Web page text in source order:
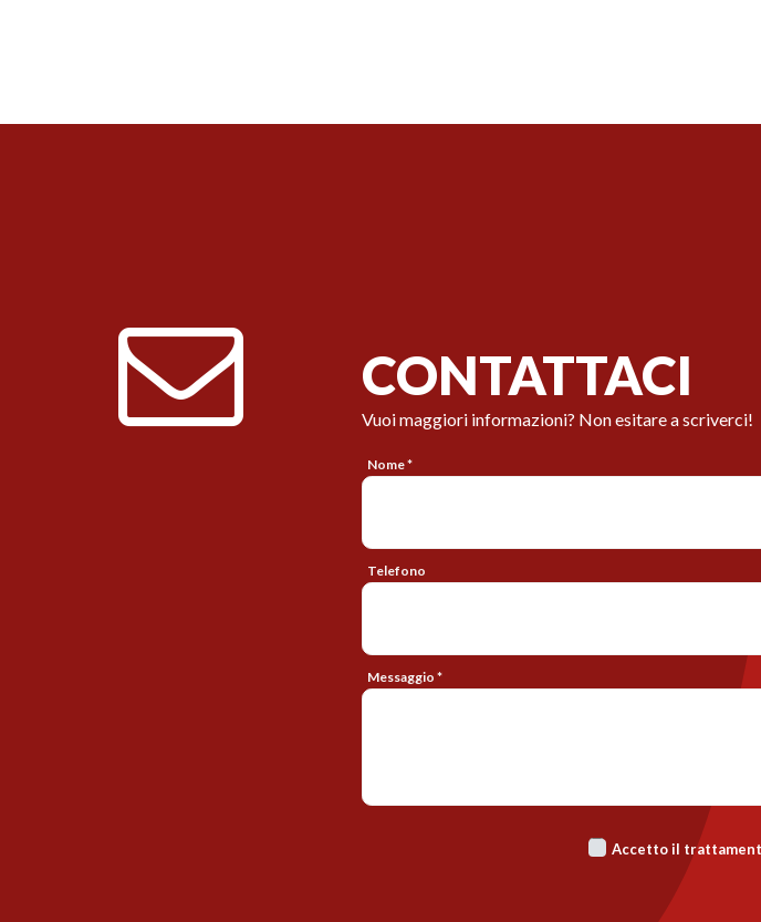
CONTATTACI
Vuoi maggiori informazioni? Non esitare a scriverci!
Nome *
Telefono
Messaggio *
Accetto il